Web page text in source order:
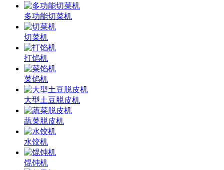
多功能切菜机
切菜机
打馅机
菜馅机
大型土豆脱皮机
蔬菜脱皮机
水饺机
馄饨机